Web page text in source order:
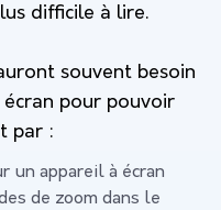
difficile à lire.
souvent besoin
pour pouvoir
par :
un appareil à écran
de zoom dans le